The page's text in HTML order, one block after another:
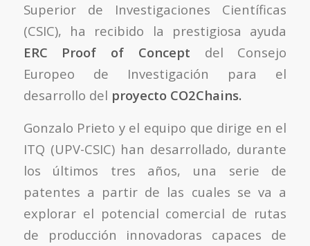
Superior de Investigaciones Científicas
(CSIC), ha recibido la prestigiosa ayuda
ERC Proof of Concept del Consejo
Europeo de Investigación para el
desarrollo del proyecto CO2Chains.
Gonzalo Prieto y el equipo que dirige en el
ITQ (UPV-CSIC) han desarrollado, durante
los últimos tres años, una serie de
patentes a partir de las cuales se va a
explorar el potencial comercial de rutas
de producción innovadoras capaces de